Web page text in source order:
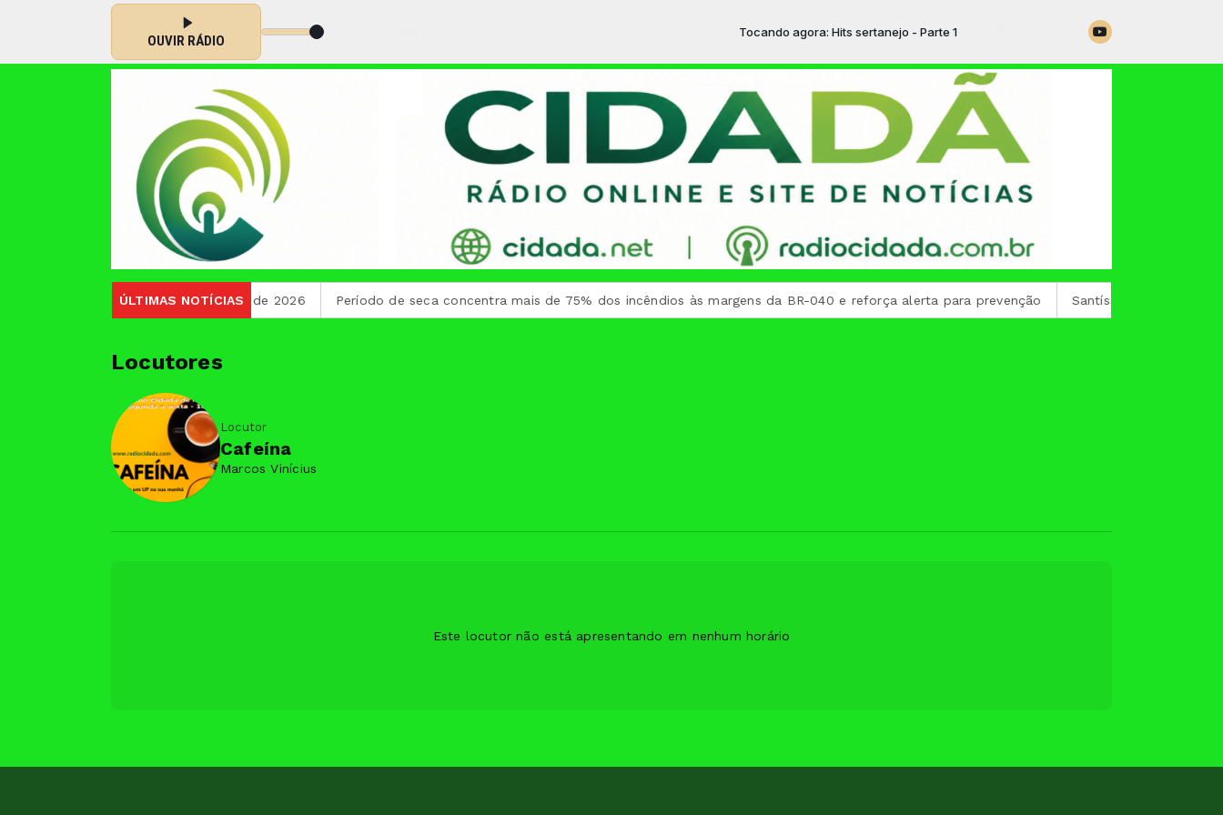
OUVIR RÁDIO
agora: Hits sertanejo - Parte 1 Tocando agora: Hits sertanejo - Parte 1
ÚLTIMAS NOTÍCIAS
Gerais no primeiro semestre de 2026 Período de seca concentra mais de 75% dos incêndios às margens da BR-040 e reforça alerta para prevenção Santíssimo Resort e Trul
Locutores
Locutor
Cafeína
Marcos Vinícius
Este locutor não está apresentando em nenhum horário